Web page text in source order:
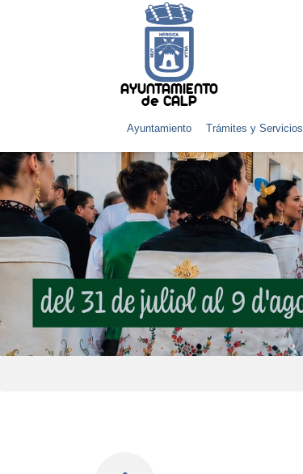
AYUNTAMIENTO
de CALP
Ayuntamiento Trámites y Servicios